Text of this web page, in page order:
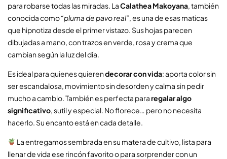
para robarse todas las miradas. LaCalathea Makoyana , también
conocida como“pluma de pavo real” , es una de esas maticas
que hipnotiza desde el primer vistazo. Sus hojas parecen
dibujadas a mano, con trazos en verde, rosa y crema que
cambian según la luz del día.
Es ideal para quienes quierendecorar con vida: aporta color sin
ser escandalosa, movimiento sin desorden y calma sin pedir
mucho a cambio. También es perfecta pararegalar algo
significativo , sutil y especial. No florece… pero no necesita
hacerlo. Su encanto está en cada detalle.
La entregamos sembrada en su matera de cultivo, lista para
llenar de vida ese rincón favorito o para sorprender con un